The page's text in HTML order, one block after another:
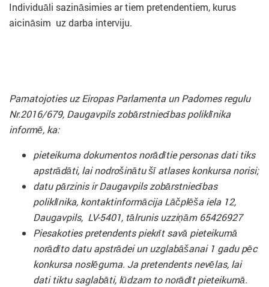
Individuāli sazināsimies ar tiem pretendentiem, kurus
aicināsim uz darba interviju.
Pamatojoties uz Eiropas Parlamenta un Padomes regulu
Nr.2016/679, Daugavpils zobārstniecības poliklīnika
informē, ka:
pieteikuma dokumentos norādītie personas dati tiks
apstrādāti, lai nodrošinātu šī atlases konkursa norisi;
datu pārzinis ir Daugavpils zobārstniecības
poliklīnika, kontaktinformācija Lāčplēša iela 12,
Daugavpils, LV-5401, tālrunis uzziņām 65426927
Piesakoties pretendents piekrīt savā pieteikumā
norādīto datu apstrādei un uzglabāšanai 1 gadu pēc
konkursa noslēguma. Ja pretendents nevēlas, lai
dati tiktu saglabāti, lūdzam to norādīt pieteikumā.